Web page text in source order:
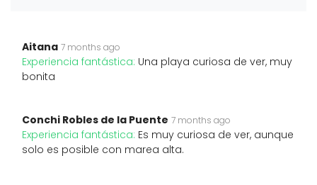
Aitana 7 months ago
Experiencia fantástica: Una playa curiosa de ver, muy
bonita
Conchi Robles de la Puente 7 months ago
Experiencia fantástica: Es muy curiosa de ver, aunque
solo es posible con marea alta.